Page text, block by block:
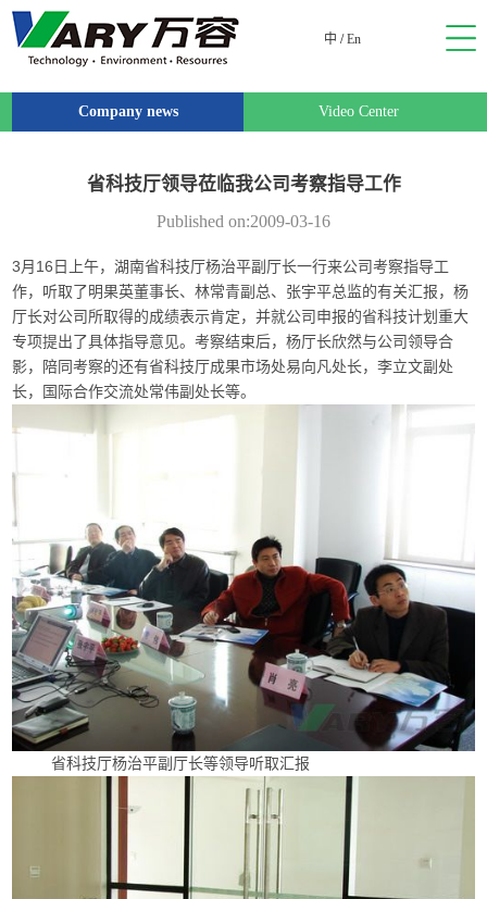
中 /En
Company news Video Center
省科技厅领导莅临我公司考察指导工作
Published on:2009-03-16
3月16日上午，湖南省科技厅杨治平副厅长一行来公司考察指导工
作，听取了明果英董事长、林常青副总、张宇平总监的有关汇报，杨
厅长对公司所取得的成绩表示肯定，并就公司申报的省科技计划重大
专项提出了具体指导意见。考察结束后，杨厅长欣然与公司领导合
影，陪同考察的还有省科技厅成果市场处易向凡处长，李立文副处
长，国际合作交流处常伟副处长等。
省科技厅杨治平副厅长等领导听取汇报